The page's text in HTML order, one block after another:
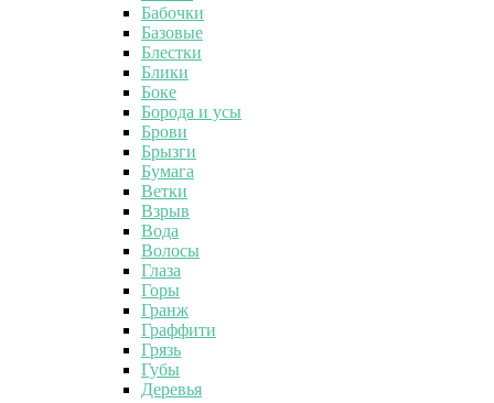
Бабочки
Базовые
Блестки
Блики
Боке
Борода и усы
Брови
Брызги
Бумага
Ветки
Взрыв
Вода
Волосы
Глаза
Горы
Гранж
Граффити
Грязь
Губы
Деревья